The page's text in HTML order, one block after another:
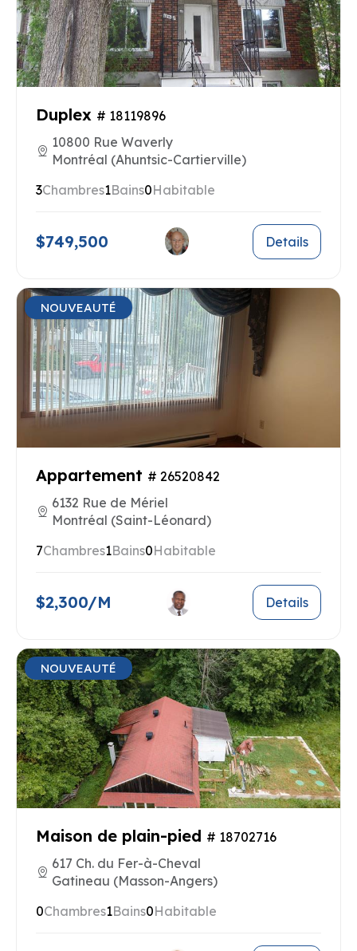
Duplex # 18119896
10800 Rue Waverly
Montréal (Ahuntsic-Cartierville)
3Chambres1Bains0Habitable
$749,500 Details
NOUVEAUTÉ
Appartement # 26520842
6132 Rue de Mériel
Montréal (Saint-Léonard)
7Chambres1Bains0Habitable
$2,300/M Details
NOUVEAUTÉ
Maison de plain-pied # 18702716
617 Ch. du Fer-à-Cheval
Gatineau (Masson-Angers)
0Chambres1Bains0Habitable